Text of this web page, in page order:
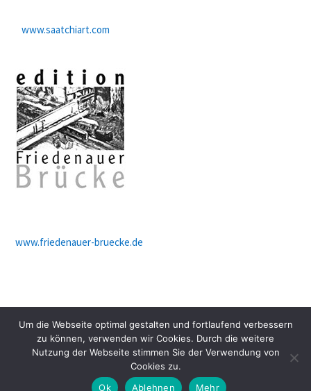
www.saatchiart.com
www.friedenauer-bruecke.de
Um die Webseite optimal gestalten und fortlaufend verbessern
zu können, verwenden wir Cookies. Durch die weitere
Nutzung der Webseite stimmen Sie der Verwendung von
Cookies zu.
Ok
Ablehnen Mehr